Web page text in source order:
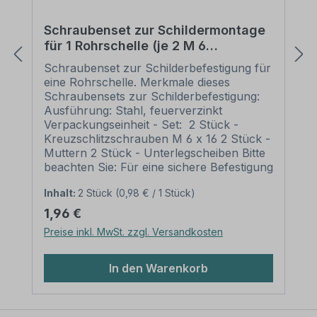
Kombinationsschild Bitte beachten Sie:
Dieses Kombinationsschild kann
unverändert gemäß der Artikelabbildung
oder mit individuellen Attributen bestellt
werden. Wünschen Sie einen individuellen
Text, geben Sie diesen in das Eingabefeld
auf dieser Seite ein. Nach Ihrer Bestellung
setzen wir Ihre Wünsche um und
übermittelt Ihnen eine Korrekturdatei zur
Ansicht. Bitte prüfen Sie die Inhalte dieser
Korrektur auf Fehler und erteilen uns,
sofern alles in Ordnung ist, unbedingt die
Druckfreigabe. Ihr Schild oder Aufkleber
kann erst dann produziert werden, wenn
uns Ihre Druckfreigabe vorliegt. Bitte
beachten Sie, dass bei individuellen
nach erfolgter Druckfreigabe gilt. Schilder
mit Text- und Zeichenänderungen oder
nach Ihrer Vorgabe gelocht sind
Schraubenset zur Schildermontage
für 1 Rohrschelle (je 2 M 6
Schrauben, Unterlegscheiben,
Muttern)
Schraubenset zur Schilderbefestigung für
eine Rohrschelle. Merkmale dieses
Schraubensets zur Schilderbefestigung:
Ausführung: Stahl, feuerverzinkt
Verpackungseinheit - Set: 2 Stück -
Kreuzschlitzschrauben M 6 x 16 2 Stück -
Muttern 2 Stück - Unterlegscheiben Bitte
beachten Sie: Für eine sichere Befestigung
mm werden zwei Rohrschellen und somit
auch zwei Schraubensätze benötigt.
Inhalt: 2 Stück (0,98 € / 1 Stück)
Regulärer Preis:
1,96 €
Preise inkl. MwSt. zzgl. Versandkosten
In den Warenkorb